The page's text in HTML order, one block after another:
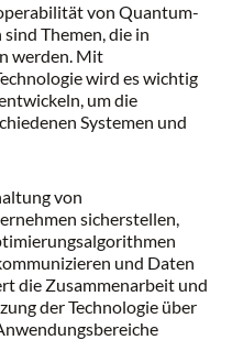
von Quantum-
Themen, die in
werden. Mit
wird es wichtig
um die
Systemen und
von
sicherstellen,
und Daten
die Zusammenarbeit und
der Technologie über